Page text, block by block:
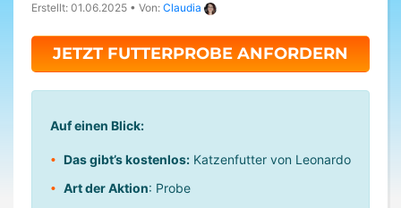
Erstellt: 01.06.2025 • Von: Claudia
JETZT FUTTERPROBE ANFORDERN
Auf einen Blick:
Das gibt’s kostenlos: Katzenfutter von Leonardo
Art der Aktion: Probe